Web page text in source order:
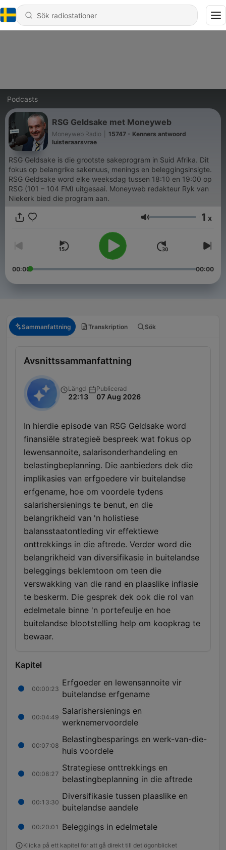
Podcasts
RSG Geldsake met Moneyweb
Moneyweb Radio
15747 - Kenners antwoord
luisteraarsvrae
RSG Geldsake is die grootste sakeprogram in Suid Afrika. Dit
fokus op belangrike sakenuus, menings en beleggingsinsigte.
RSG Geldsake word elke weeksdag tussen 18:10 en 19:00 op
RSG (101 – 104 FM) uitgesaai. Moneyweb redakteur Ryk van
Niekerk bied die program aan.
Volym 1 x
00:00 00:00
Sammanfattning Transkription Sök
Avsnittssammanfattning
Längd
22:13
Publicerad
07 Aug 2026
In hierdie episode van RSG Geldsake word
finansiële strategieë bespreek wat fokus op
lewensannoite, salarisonderhandeling en
belastingbeplanning. Die aanbieders dek die
implikasies van erfgoedere vir buitelandse
erfgename, hoe om voordele tydens
salarishersienings te benut, en die
belangrikheid van 'n holistiese
balansstaatontleding vir effektiewe
onttrekkings in die aftrede. Verder word die
belangrikheid van diversifikasie in buitelandse
beleggings beklemtoon om teen die
verswakking van die rand en plaaslike inflasie
te beskerm. Die gesprek dek ook die rol van
edelmetale binne 'n portefeulje en hoe
buitelandse blootstelling help om koopkrag te
bewaar.
Kapitel
00:00:23
Erfgoeder en lewensannoite vir
buitelandse erfgename
00:04:49
Salarishersienings en
werknemervoordele
00:07:08
Belastingbesparings en werk-van-die-
huis voordele
00:08:27
Strategiese onttrekkings en
belastingbeplanning in die aftrede
00:13:30
Diversifikasie tussen plaaslike en
buitelandse aandele
00:20:01 Beleggings in edelmetale
Klicka på ett kapitel för att gå direkt till det ögonblicket